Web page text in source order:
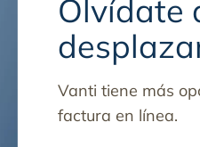
Olvídate
Vanti tiene más
factura en línea.